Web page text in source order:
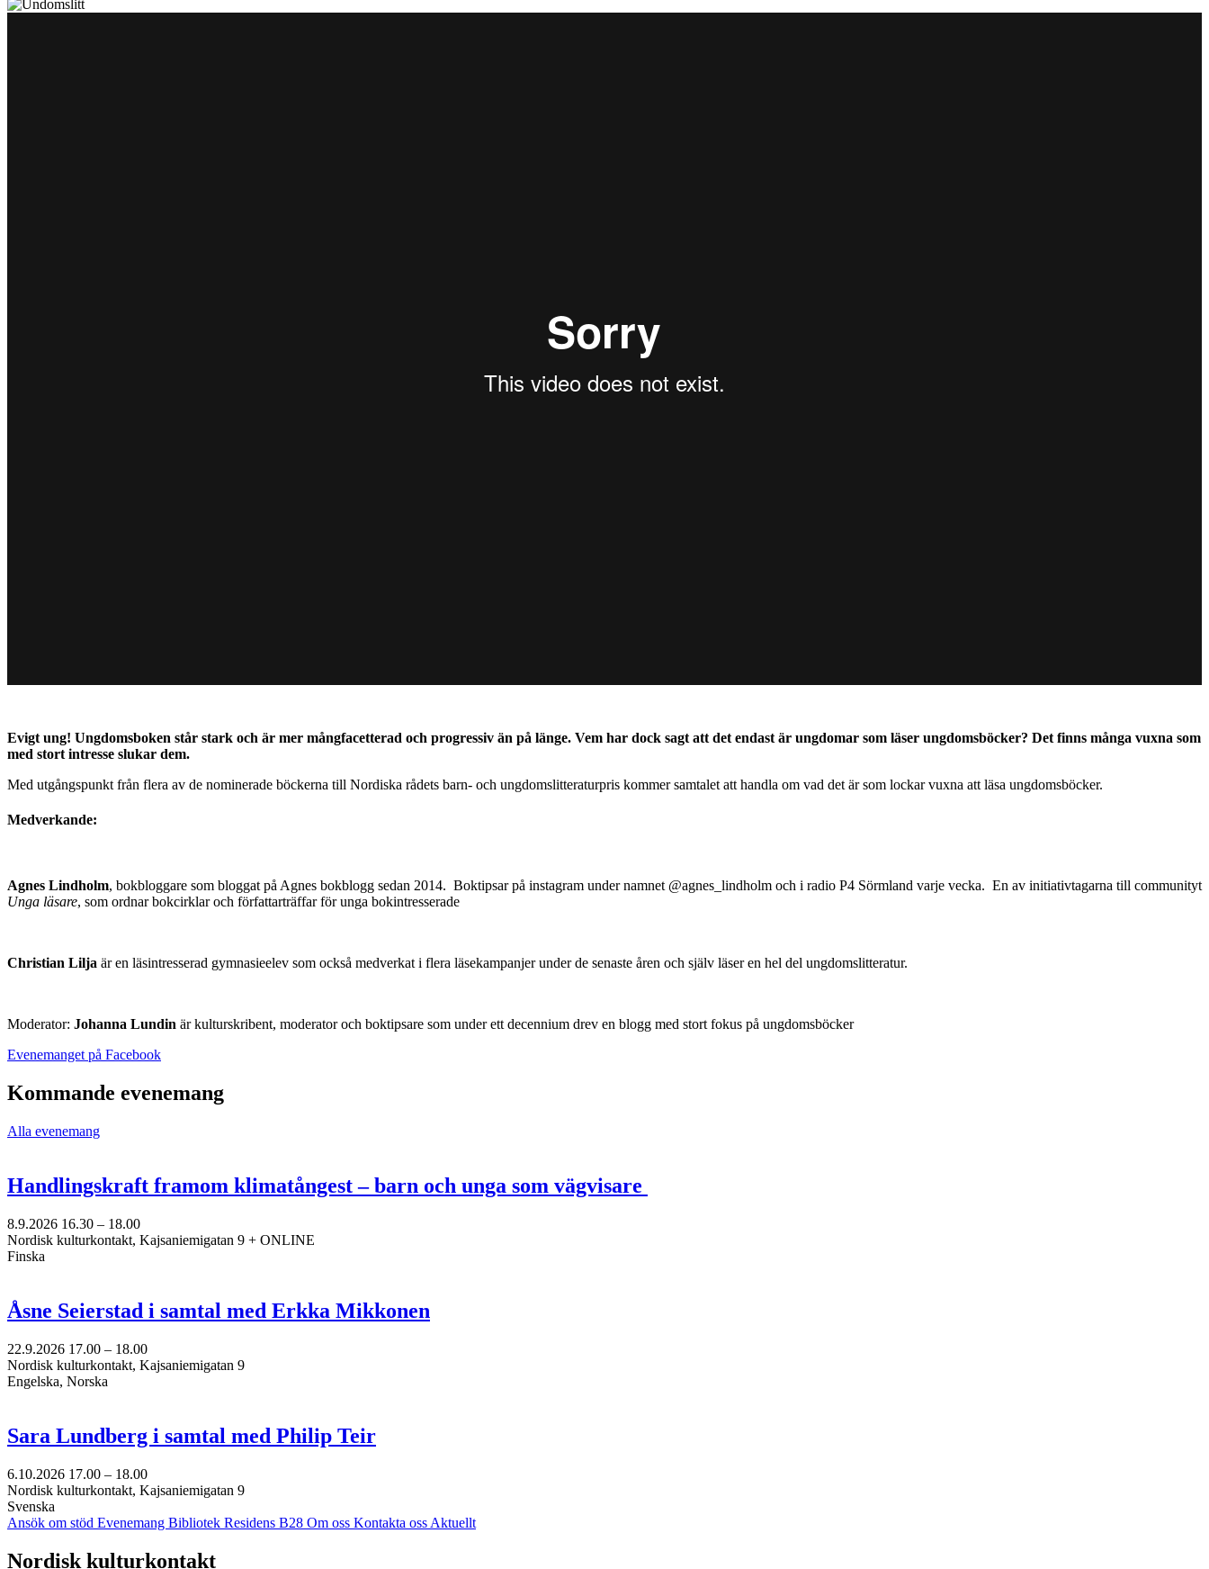
Evigt ung! Ungdomsboken står stark och är mer mångfacetterad och progressiv än på länge. Vem har dock sagt att det endast är ungdomar som läser ungdomsböcker? Det finns många vuxna som
med stort intresse slukar dem.
Med utgångspunkt från flera av de nominerade böckerna till Nordiska rådets barn- och ungdomslitteraturpris kommer samtalet att handla om vad det är som lockar vuxna att läsa ungdomsböcker.
Medverkande:
Agnes Lindholm, bokbloggare som bloggat på Agnes bokblogg sedan 2014. Boktipsar på instagram under namnet @agnes_lindholm och i radio P4 Sörmland varje vecka. En av initiativtagarna till communityt
Unga läsare, som ordnar bokcirklar och författarträffar för unga bokintresserade
Christian Lilja är en läsintresserad gymnasieelev som också medverkat i flera läsekampanjer under de senaste åren och själv läser en hel del ungdomslitteratur.
Moderator: Johanna Lundin är kulturskribent, moderator och boktipsare som under ett decennium drev en blogg med stort fokus på ungdomsböcker
Evenemanget på FacebookÖppnas
ny
Kommande evenemang
Alla evenemang
Handlingskraft framom klimatångest – barn och unga som vägvisare
8.9.2026 16.30 – 18.00
Nordisk kulturkontakt, Kajsaniemigatan 9 + ONLINE
Finska
Åsne Seierstad i samtal med Erkka Mikkonen
22.9.2026 17.00 – 18.00
Nordisk kulturkontakt, Kajsaniemigatan 9
Engelska, Norska
Sara Lundberg i samtal med Philip Teir
6.10.2026 17.00 – 18.00
Nordisk kulturkontakt, Kajsaniemigatan 9
Svenska
Ansök om stöd Evenemang Bibliotek Residens B28 Om oss Kontakta oss Aktuellt
Facebook:
Instagram:
TikTok:
Youtube:
Vimeo:
Nordisk kulturkontakt